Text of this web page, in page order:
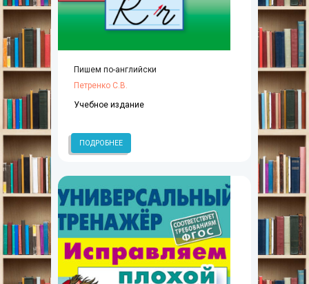
Пишем по-английски
Петренко С.В.
Учебное издание
ПОДРОБНЕЕ